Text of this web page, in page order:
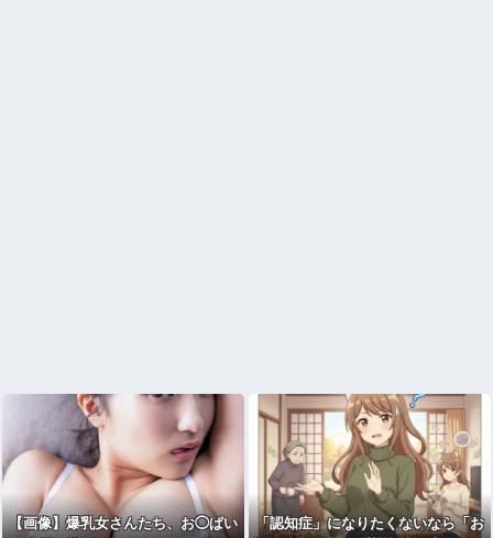
【画像】爆乳女さんたち、お◯ぱい
「認知症」になりたくないなら「お